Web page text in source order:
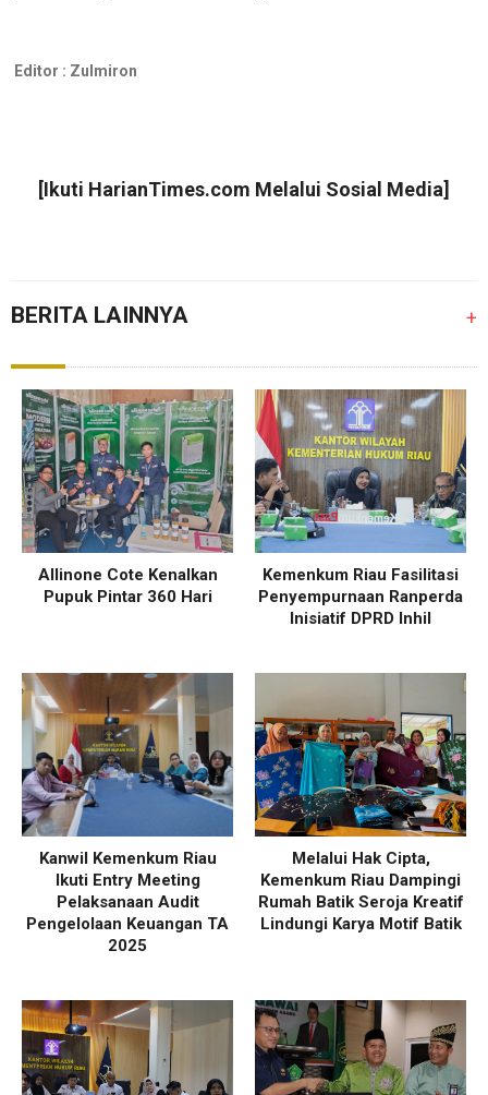
Editor : Zulmiron
[Ikuti HarianTimes.com Melalui Sosial Media]
BERITA LAINNYA +
Allinone Cote Kenalkan
Pupuk Pintar 360 Hari
Kemenkum Riau Fasilitasi
Penyempurnaan Ranperda
Inisiatif DPRD Inhil
Kanwil Kemenkum Riau
Ikuti Entry Meeting
Pelaksanaan Audit
Pengelolaan Keuangan TA
2025
Melalui Hak Cipta,
Kemenkum Riau Dampingi
Rumah Batik Seroja Kreatif
Lindungi Karya Motif Batik